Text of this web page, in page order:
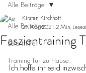
Alle Beiträge
Soforthilfe
Training für zu Hause
Alle Beiträge
Faszientraining
Kirsten Kirchhoff
21. Apr. 2021 2 Min.
Ich hoffe ihr seid